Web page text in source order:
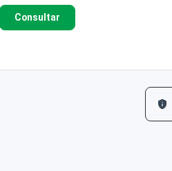
Consultar